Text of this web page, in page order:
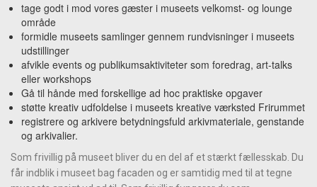
tage godt i mod vores gæster i museets velkomst- og lounge
område
formidle museets samlinger gennem rundvisninger i museets
udstillinger
afvikle events og publikumsaktiviteter som foredrag, art-talks
eller workshops
Gå til hånde med forskellige ad hoc praktiske opgaver
støtte kreativ udfoldelse i museets kreative værksted Frirummet
registrere og arkivere betydningsfuld arkivmateriale, genstande
og arkivalier.
Som frivillig på museet bliver du en del af et stærkt fællesskab. Du
får indblik i museet bag facaden og er samtidig med til at tegne